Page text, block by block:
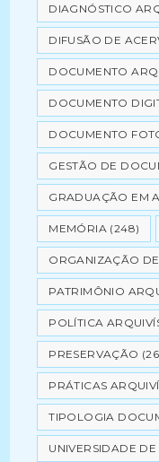
DIAGNÓSTICO
DIFUSÃO DE
DOCUMENTO
DOCUMENTO
DOCUMENTO
GESTÃO DE
GRADUAÇÃO EM
MEMÓRIA (248)
ORGANIZAÇÃO
PATRIMÔNIO
POLÍTICA
PRESERVAÇÃO
PRÁTICAS
TIPOLOGIA
UNIVERSIDADE